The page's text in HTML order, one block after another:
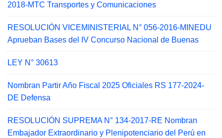
2018-MTC Transportes y Comunicaciones
RESOLUCIÓN VICEMINISTERIAL N° 056-2016-MINEDU
Aprueban Bases del IV Concurso Nacional de Buenas
LEY N° 30613
Nombran Partir Año Fiscal 2025 Oficiales RS 177-2024-
DE Defensa
RESOLUCIÓN SUPREMA N° 134-2017-RE Nombran
Embajador Extraordinario y Plenipotenciario del Perú en